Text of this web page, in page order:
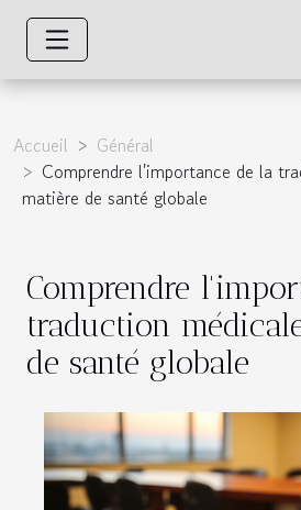
Accueil
Général
Comprendre l'importance de la
matière de santé globale
Comprendre
traduction
de santé globale